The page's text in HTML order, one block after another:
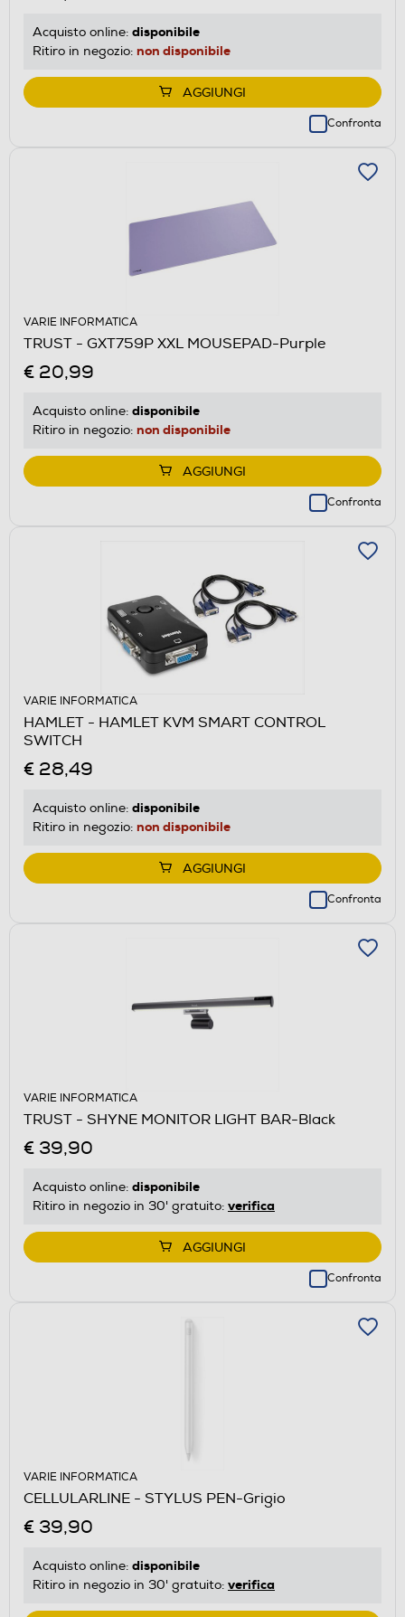
Acquisto online: disponibile
Ritiro in negozio: non disponibile
AGGIUNGI
Confronta
VARIE INFORMATICA
TRUST - GXT759P XXL MOUSEPAD-Purple
€ 20,99
Acquisto online: disponibile
Ritiro in negozio: non disponibile
AGGIUNGI
Confronta
VARIE INFORMATICA
HAMLET - HAMLET KVM SMART CONTROL
SWITCH
€ 28,49
Acquisto online: disponibile
Ritiro in negozio: non disponibile
AGGIUNGI
Confronta
VARIE INFORMATICA
TRUST - SHYNE MONITOR LIGHT BAR-Black
€ 39,90
Acquisto online: disponibile
Ritiro in negozio in 30' gratuito: verifica
AGGIUNGI
Confronta
VARIE INFORMATICA
CELLULARLINE - STYLUS PEN-Grigio
€ 39,90
Acquisto online: disponibile
Ritiro in negozio in 30' gratuito: verifica